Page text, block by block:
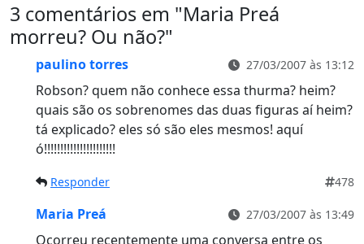
3 comentários em "Maria Preá
morreu? Ou não?"
paulino torres 27/03/2007 às 13:12
Robson? quem não conhece essa thurma? heim?
quais são os sobrenomes das duas figuras aí heim?
tá explicado? eles só são eles mesmos! aquí
ó!!!!!!!!!!!!!!!!!!!!!!
Responder 478
Maria Preá 27/03/2007 às 13:49
Ocorreu recentemente uma conversa entre os